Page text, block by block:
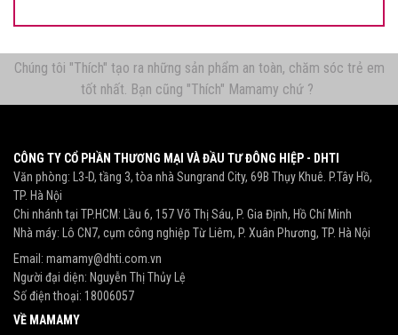
Chúng tôi "Thích" tạo ra những sản phẩm an toàn, chăm sóc trẻ em
tốt nhất. Bạn cũng "Thích" Mamamy chứ ?
CÔNG TY CỔ PHẦN THƯƠNG MẠI VÀ ĐẦU TƯ ĐÔNG HIỆP - DHTI
Văn phòng: L3-D, tầng 3, tòa nhà Sungrand City, 69B Thụy Khuê. P.Tây Hồ,
TP. Hà Nội
Chi nhánh tại TP.HCM: Lầu 6, 157 Võ Thị Sáu, P. Gia Định, Hồ Chí Minh
Nhà máy: Lô CN7, cụm công nghiệp Từ Liêm, P. Xuân Phương, TP. Hà Nội
Email: mamamy@dhti.com.vn
Người đại diện: Nguyễn Thị Thủy Lệ
Số điện thoại: 18006057
VỀ MAMAMY